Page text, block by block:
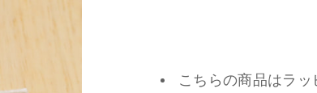
こちらの商品はラッ